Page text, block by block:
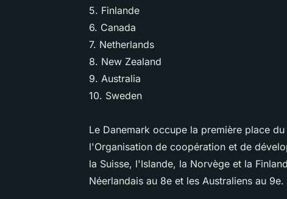
5. Finlande
6. Canada
7. Netherlands
8. New Zealand
9. Australia
10. Sweden
Le Danemark occupe la première place
l'Organisation de coopération et de
la Suisse, l'Islande, la Norvège et la
Néerlandais au 8e et les Australiens au